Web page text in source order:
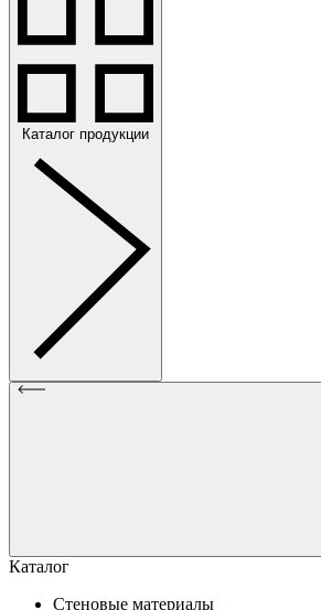
Каталог продукции
Каталог
Стеновые материалы